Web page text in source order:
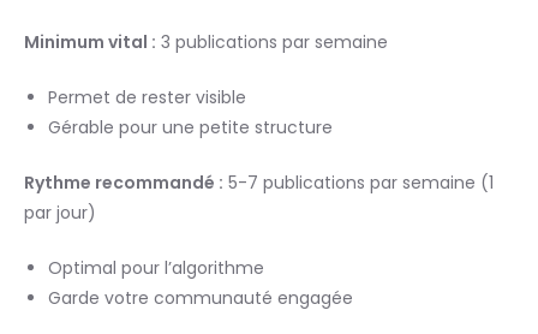
Minimum vital : 3 publications par semaine
Permet de rester visible
Gérable pour une petite structure
Rythme recommandé : 5-7 publications par semaine (1
par jour)
Optimal pour l’algorithme
Garde votre communauté engagée